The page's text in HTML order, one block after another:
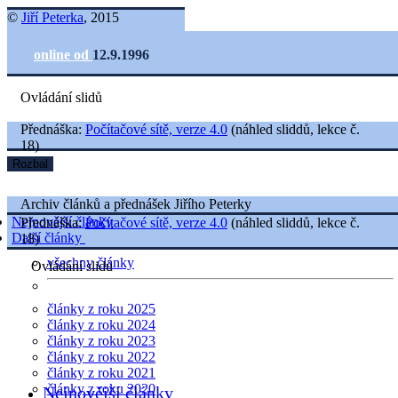
© Jiří Peterka, 2015
online od 12.9.1996
Ovládání slidů
Nejnovější články
Další články
všechny články
články z roku 2025
články z roku 2024
články z roku 2023
články z roku 2022
články z roku 2021
články z roku 2020
Přednáška: Počítačové sítě, verze 4.0 (náhled sliddů, lekce č.
18)
Rozbal
Archiv článků a přednášek Jiřího Peterky
Přednáška:Počítačové sítě, verze 4.0 (náhled sliddů, lekce č.
18)
Ovládání slidů
Nejnovější články